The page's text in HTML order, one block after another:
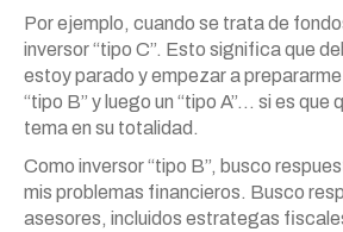
Por ejemplo, cuando se trata de
inversor “tipo C”. Esto significa que
estoy parado y empezar a prepararme
“tipo B” y luego un “tipo A”… si es que
tema en su totalidad.
Como inversor “tipo B”, busco
mis problemas financieros. Busco
asesores, incluidos estrategas